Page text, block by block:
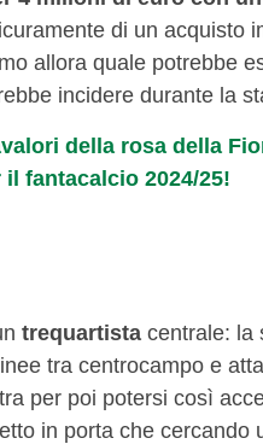
di un acquisto
allora quale potrebbe
incidere durante la
della rosa della
fantacalcio 2024/25!
trequartista centrale: la
tra centrocampo e
per poi potersi così
in porta che cercando